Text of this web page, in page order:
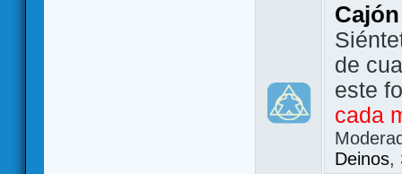
de
este
cada
Deinos,